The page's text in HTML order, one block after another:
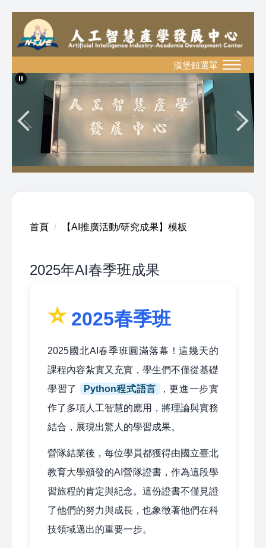
到
主
要
區
MENU
漢堡鈕選單
首頁 【AI推廣活動/研究成果】模板
2025年AI春季班成果
⭐ 2025春季班
2025國北AI春季班圓滿落幕！這幾天的
課程內容紮實又充實，學生們不僅從基礎
學習了
Python程式語言
，更進一步實
作了多項人工智慧的應用，將理論與實務
結合，展現出驚人的學習成果。
營隊結業後，每位學員都獲得由國立臺北
教育大學頒發的AI營隊證書，作為這段學
習旅程的肯定與紀念。這份證書不僅見證
了他們的努力與成長，也象徵著他們在科
技領域邁出的重要一步。